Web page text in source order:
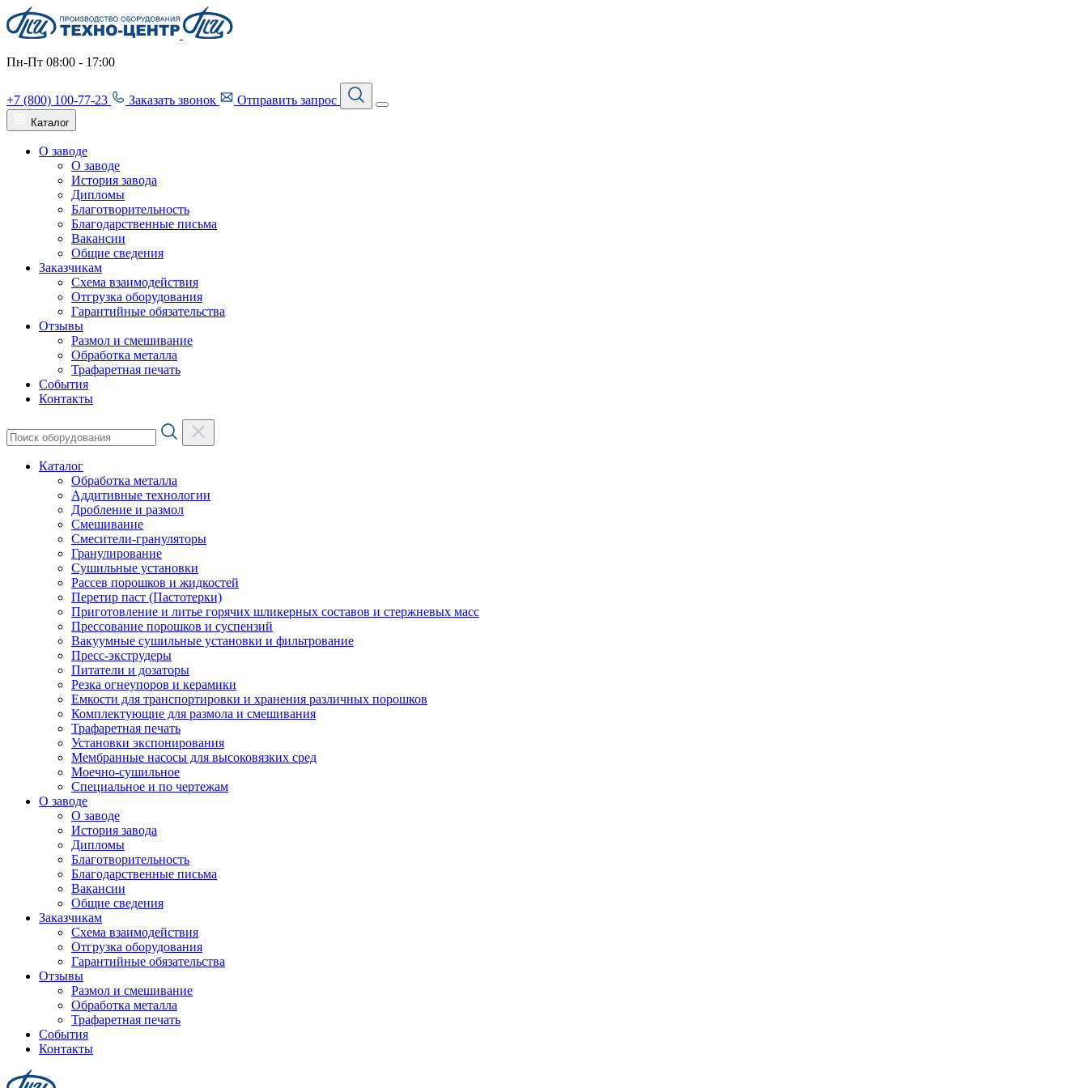
Пн-Пт 08:00 - 17:00
+7 (800) 100-77-23 Заказать звонок Отправить запрос
Каталог
О заводе
О заводе
История завода
Дипломы
Благотворительность
Благодарственные письма
Вакансии
Общие сведения
Заказчикам
Схема взаимодействия
Отгрузка оборудования
Гарантийные обязательства
Отзывы
Размол и смешивание
Обработка металла
Трафаретная печать
События
Контакты
Каталог
Обработка металла
Аддитивные технологии
Дробление и размол
Смешивание
Смесители-грануляторы
Гранулирование
Сушильные установки
Рассев порошков и жидкостей
Перетир паст (Пастотерки)
Приготовление и литье горячих шликерных составов и стержневых масс
Прессование порошков и суспензий
Вакуумные сушильные установки и фильтрование
Пресс-экструдеры
Питатели и дозаторы
Резка огнеупоров и керамики
Емкости для транспортировки и хранения различных порошков
Комплектующие для размола и смешивания
Трафаретная печать
Установки экспонирования
Мембранные насосы для высоковязких сред
Моечно-сушильное
Специальное и по чертежам
О заводе
О заводе
История завода
Дипломы
Благотворительность
Благодарственные письма
Вакансии
Общие сведения
Заказчикам
Схема взаимодействия
Отгрузка оборудования
Гарантийные обязательства
Отзывы
Размол и смешивание
Обработка металла
Трафаретная печать
События
Контакты